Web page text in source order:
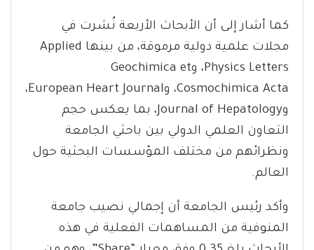
كما أشار إلى أن الأبحاث الأربعة نُشرت في
مجلات علمية دولية مرموقة، من بينها Applied
Physics Letters، وGeochimica et
Cosmochimica Acta، وEuropean Heart Journal،
وJournal of Hepatology، بما يعكس حجم
التعاون العلمي الدولي بين باحثي الجامعة
ونظرائهم من مختلف المؤسسات البحثية حول
العالم.
وأكد رئيس الجامعة أن إجمالي نصيب جامعة
المنوفية من المساهمات الفعلية في هذه